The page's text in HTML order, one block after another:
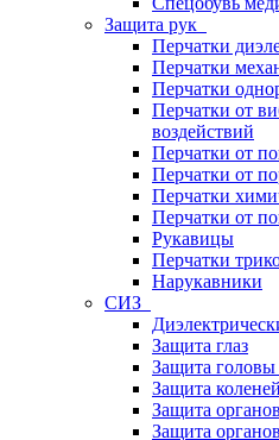
Защита рук
Перчатки
Перчатки
Перчатки
Перчатки от
воздействий
Перчатки от
Перчатки от
Перчатки
Перчатки от
Рукавицы
Перчатки
Нарукавники
СИЗ
Защита глаз
Защита
Защита коленей
Защита
Защита